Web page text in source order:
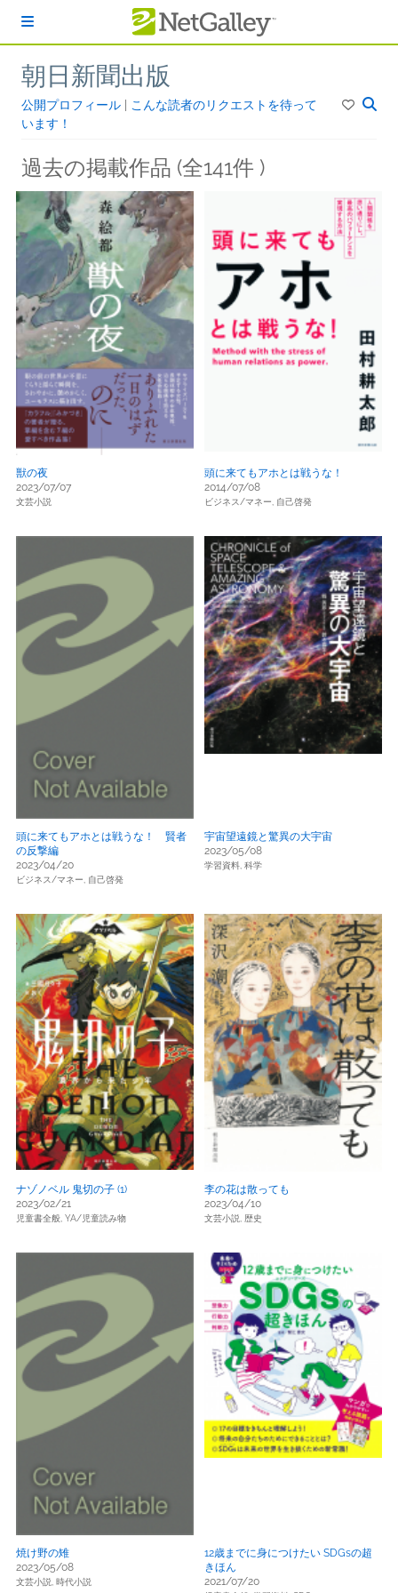
朝日新聞出版
公開プロフィール
こんな読者のリクエストを待って
います！
過去の掲載作品 (全141件 )
獣の夜
2023/07/07
文芸小説
頭に来てもアホとは戦うな！
2014/07/08
ビジネス/マネー, 自己啓発
頭に来てもアホとは戦うな！ 賢者
の反撃編
2023/04/20
ビジネス/マネー, 自己啓発
宇宙望遠鏡と驚異の大宇宙
2023/05/08
学習資料, 科学
ナゾノベル 鬼切の子 (1)
2023/02/21
児童書全般, YA/児童読み物
李の花は散っても
2023/04/10
文芸小説, 歴史
焼け野の雉
2023/05/08
文芸小説, 時代小説
12歳までに身につけたい SDGsの超
きほん
2021/07/20